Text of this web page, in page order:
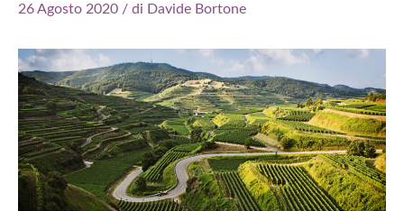
26 Agosto 2020 / di Davide Bortone